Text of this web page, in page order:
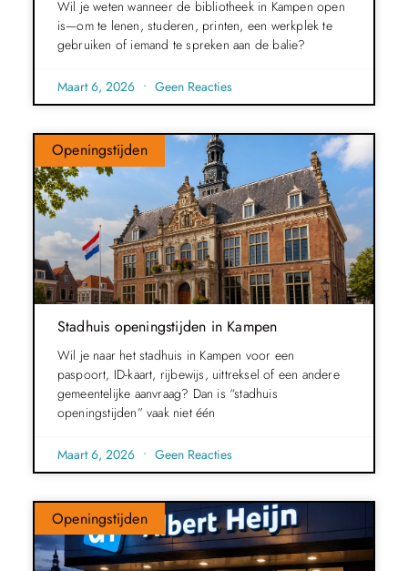
Wil je weten wanneer de bibliotheek in Kampen open
is—om te lenen, studeren, printen, een werkplek te
gebruiken of iemand te spreken aan de balie?
Maart 6, 2026 Geen Reacties
Openingstijden
Stadhuis openingstijden in Kampen
Wil je naar het stadhuis in Kampen voor een
paspoort, ID-kaart, rijbewijs, uittreksel of een andere
gemeentelijke aanvraag? Dan is “stadhuis
openingstijden” vaak niet één
Maart 6, 2026 Geen Reacties
Openingstijden